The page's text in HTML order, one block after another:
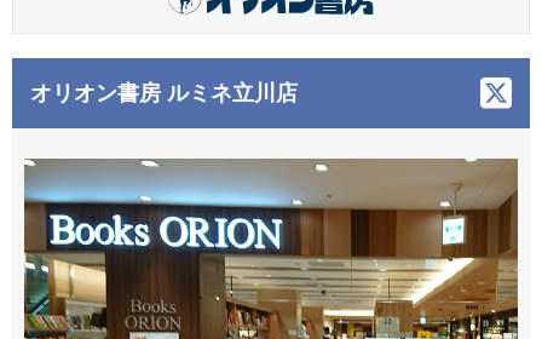
オリオン書房 ルミネ立川店